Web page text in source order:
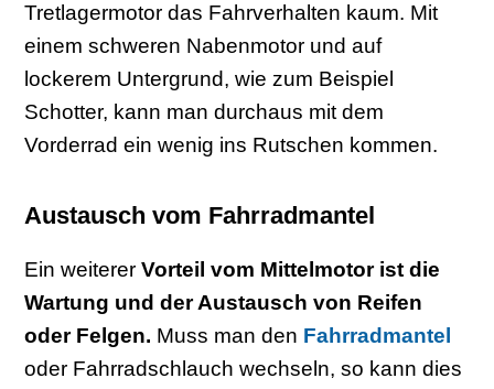
Tretlagermotor das Fahrverhalten kaum. Mit
einem schweren Nabenmotor und auf
lockerem Untergrund, wie zum Beispiel
Schotter, kann man durchaus mit dem
Vorderrad ein wenig ins Rutschen kommen.
Austausch vom Fahrradmantel
Ein weiterer Vorteil vom Mittelmotor ist die
Wartung und der Austausch von Reifen
oder Felgen. Muss man den Fahrradmantel
oder Fahrradschlauch wechseln, so kann dies